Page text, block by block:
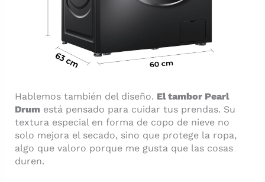
Hablemos también del diseño. El tambor Pearl
Drumestá pensado para cuidar tus prendas. Su
textura especial en forma de copo de nieve no
solo mejora el secado, sino que protege la ropa,
algo que valoro porque me gusta que las cosas
duren.